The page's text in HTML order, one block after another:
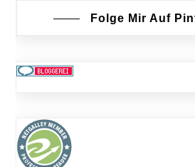
Folge Mir Auf